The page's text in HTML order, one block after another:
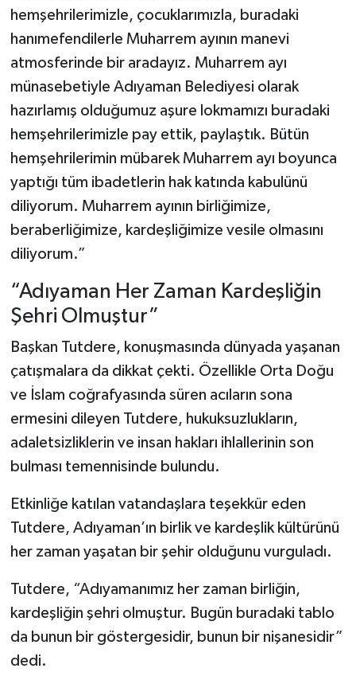
hemşehrilerimizle, çocuklarımızla, buradaki
hanımefendilerle Muharrem ayının manevi
atmosferinde bir aradayız. Muharrem ayı
münasebetiyle Adıyaman Belediyesi olarak
hazırlamış olduğumuz aşure lokmamızı buradaki
hemşehrilerimizle pay ettik, paylaştık. Bütün
hemşehrilerimin mübarek Muharrem ayı boyunca
yaptığı tüm ibadetlerin hak katında kabulünü
diliyorum. Muharrem ayının birliğimize,
beraberliğimize, kardeşliğimize vesile olmasını
diliyorum.”
“Adıyaman Her Zaman Kardeşliğin
Şehri Olmuştur”
Başkan Tutdere, konuşmasında dünyada yaşanan
çatışmalara da dikkat çekti. Özellikle Orta Doğu
ve İslam coğrafyasında süren acıların sona
ermesini dileyen Tutdere, hukuksuzlukların,
adaletsizliklerin ve insan hakları ihlallerinin son
bulması temennisinde bulundu.
Etkinliğe katılan vatandaşlara teşekkür eden
Tutdere, Adıyaman’ın birlik ve kardeşlik kültürünü
her zaman yaşatan bir şehir olduğunu vurguladı.
Tutdere, “Adıyamanımız her zaman birliğin,
kardeşliğin şehri olmuştur. Bugün buradaki tablo
da bunun bir göstergesidir, bunun bir nişanesidir”
dedi.